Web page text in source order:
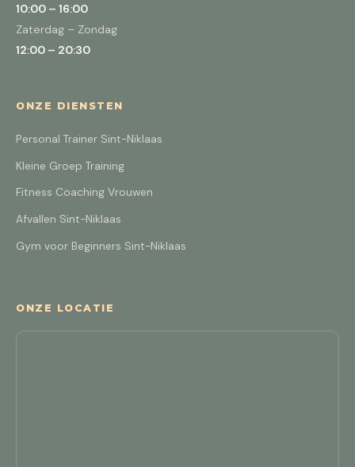
10:00 – 16:00
Zaterdag – Zondag
12:00 – 20:30
ONZE DIENSTEN
Personal Trainer Sint-Niklaas
Kleine Groep Training
Fitness Coaching Vrouwen
Afvallen Sint-Niklaas
Gym voor Beginners Sint-Niklaas
ONZE LOCATIE